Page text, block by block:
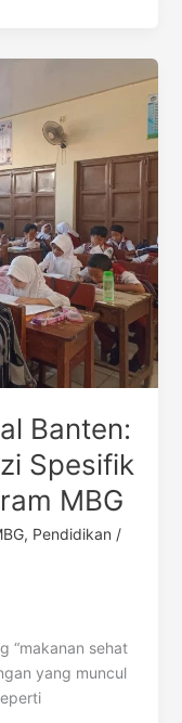
Banten:
Spesifik
MBG
, Pendidikan /
“makanan sehat
yang muncul